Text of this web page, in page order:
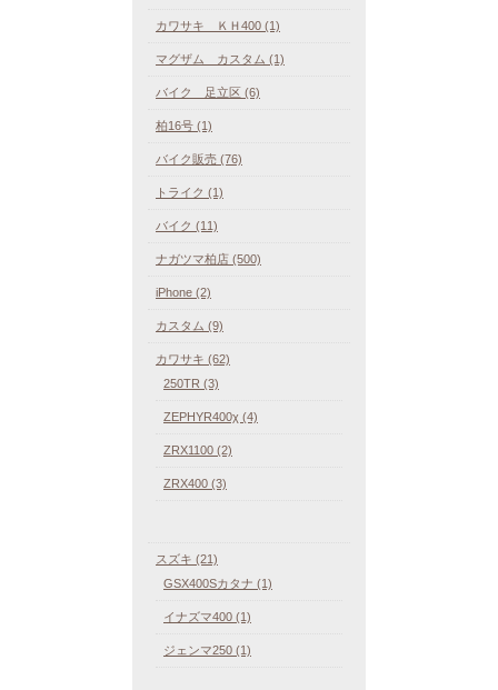
カワサキ ＫＨ400 (1)
マグザム カスタム (1)
バイク 足立区 (6)
柏16号 (1)
バイク販売 (76)
トライク (1)
バイク (11)
ナガツマ柏店 (500)
iPhone (2)
カスタム (9)
カワサキ (62)
250TR (3)
ZEPHYR400χ (4)
ZRX1100 (2)
ZRX400 (3)
スズキ (21)
GSX400Sカタナ (1)
イナズマ400 (1)
ジェンマ250 (1)